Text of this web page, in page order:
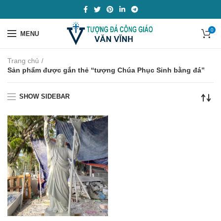
MENU 0
Trang chủ
Sản phẩm được gắn thẻ “tượng Chúa Phục Sinh bằng đá”
SHOW SIDEBAR